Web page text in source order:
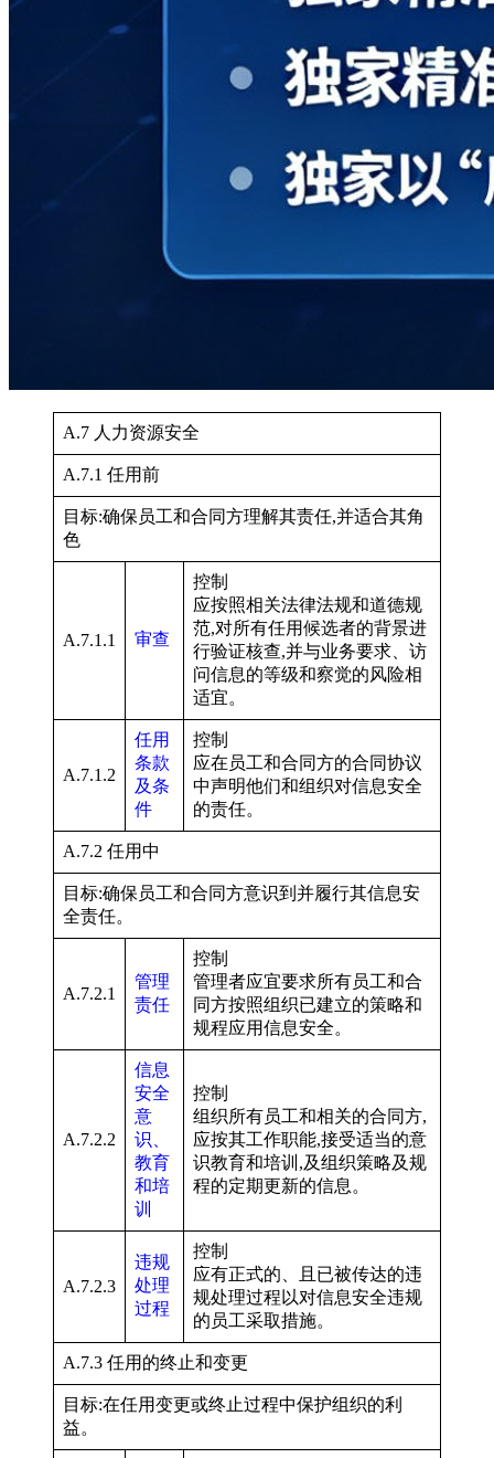
A.7 人力资源安全
A.7.1 任用前
目标:确保员工和合同方理解其责任,并适合其角
色
A.7.1.1 审查
控制
应按照相关法律法规和道德规
范,对所有任用候选者的背景进
行验证核查,并与业务要求、访
问信息的等级和察觉的风险相
适宜。
A.7.1.2
任用
条款
及条
件
控制
应在员工和合同方的合同协议
中声明他们和组织对信息安全
的责任。
A.7.2 任用中
目标:确保员工和合同方意识到并履行其信息安
全责任。
A.7.2.1
管理
责任
控制
管理者应宜要求所有员工和合
同方按照组织已建立的策略和
规程应用信息安全。
A.7.2.2
信息
安全
意
识、
教育
和培
训
控制
组织所有员工和相关的合同方,
应按其工作职能,接受适当的意
识教育和培训,及组织策略及规
程的定期更新的信息。
A.7.2.3
违规
处理
过程
控制
应有正式的、且已被传达的违
规处理过程以对信息安全违规
的员工采取措施。
A.7.3 任用的终止和变更
目标:在任用变更或终止过程中保护组织的利
益。